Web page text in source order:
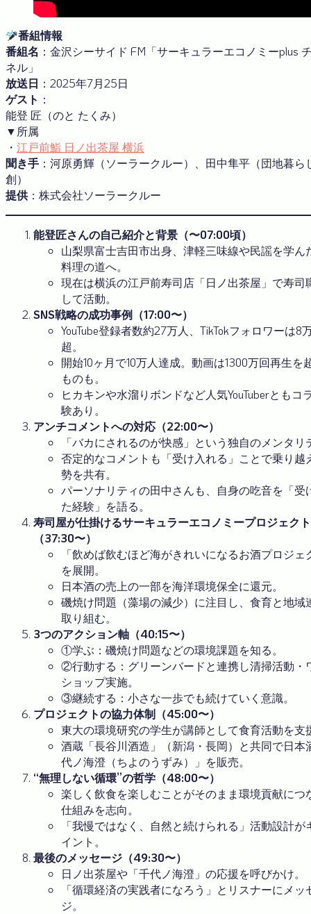
番組情報
番組名 ：金沢シーサイド FM「サーキュラーエコノミーplus
ネル」
放送日 ：2025年7月25日
ゲスト ：
能登 匠（のと たくみ）
▼所属
・ 江戸前鮨 日ノ出茶屋 横浜
聞き手 ：河原勇輝（ソーラークルー）、田中隼平（団地暮ら
創）
提供 ：株式会社ソーラークルー
能登匠さんの自己紹介と背景（〜07:00頃）
山梨県富士吉田市出身、津軽三味線や民謡を学ん
料理の道へ。
現在は横浜の江戸前寿司店「日ノ出茶屋」で寿司
して活動。
SNS戦略の成功事例（17:00〜）
YouTube登録者数約27万人、TikTokフォロワーは8
超。
開始10ヶ月で10万人達成。動画は1300万回再生を
ものも。
ヒカキンや水溜りボンドなど人気YouTuberともコ
験あり。
アンチコメントへの対応（22:00〜）
「バカにされるのが快感」という独自のメンタリ
否定的なコメントも「受け入れる」ことで乗り越
勢を共有。
パーソナリティの田中さんも、自身の吃音を「受
た経験」を語る。
寿司屋が仕掛けるサーキュラーエコノミープロジェクト
（37:30〜）
「飲めば飲むほど海がきれいになるお酒プロジェ
を展開。
日本酒の売上の一部を海洋環境保全に還元。
磯焼け問題（藻場の減少）に注目し、食育と地域
取り組む。
3つのアクション軸（40:15〜）
①学ぶ：磯焼け問題などの環境課題を知る。
②行動する：グリーンバードと連携し清掃活動・
ショップ実施。
③継続する：小さな一歩でも続けていく意識。
プロジェクトの協力体制（45:00〜）
東大の環境研究の学生が講師として食育活動を支
酒蔵「長谷川酒造」（新潟・長岡）と共同で日本
代ノ海澄（ちよのうずみ）」を販売。
“無理しない循環”の哲学（48:00〜）
楽しく飲食を楽しむことがそのまま環境貢献につ
仕組みを志向。
「我慢ではなく、自然と続けられる」活動設計が
イント。
最後のメッセージ（49:30〜）
日ノ出茶屋や「千代ノ海澄」の応援を呼びかけ。
「循環経済の実践者になろう」とリスナーにメッ
ジ。